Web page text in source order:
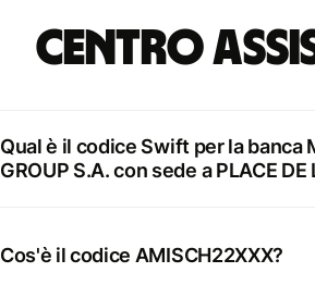
Centro
Qual è il codice Swift per la banca
GROUP S.A. con sede a PLACE DE
Cos'è il codice AMISCH22XXX?